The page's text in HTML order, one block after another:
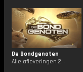
De Bondgenoten
Alle afleveringen 24/7